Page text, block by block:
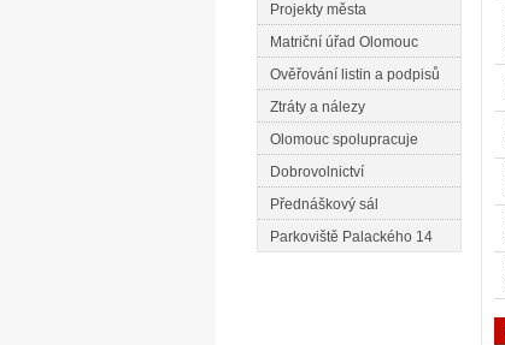
Projekty města
Matriční úřad Olomouc
Ověřování listin a podpisů
Ztráty a nálezy
Olomouc spolupracuje
Dobrovolnictví
Přednáškový sál
Parkoviště Palackého 14